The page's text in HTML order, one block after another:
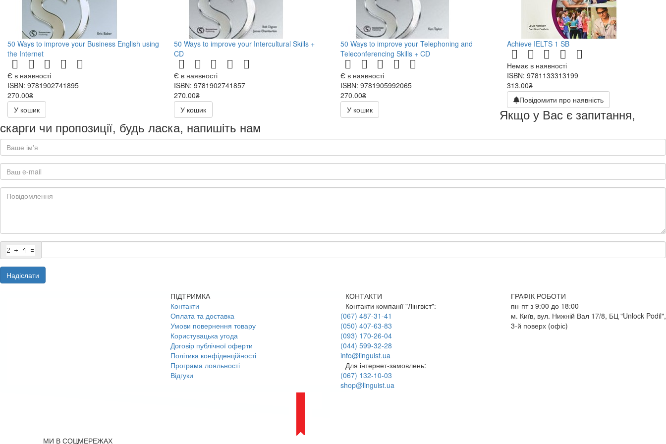
50 Ways to improve your Business English using
the Internet
Є в наявності
ISBN: 9781902741895
270.00₴
540.00₴
У кошик
50 Ways to improve your Intercultural Skills +
CD
Є в наявності
ISBN: 9781902741857
270.00₴
540.00₴
У кошик
50 Ways to improve your Telephoning and
Teleconferencing Skills + CD
Є в наявності
ISBN: 9781905992065
270.00₴
540.00₴
У кошик
Achieve IELTS 1 SB
Немає в наявності
ISBN: 9781133313199
313.00₴
626.00₴Повідомити про наявність
Якщо у Вас є запитання,
скарги чи пропозиції, будь ласка, напишіть нам
Надіслати
МИ В СОЦМЕРЕЖАХ
ПІДТРИМКА
Контакти
Оплата та доставка
Умови повернення товару
Користувацька угода
Договір публічної оферти
Політика конфіденційності
Програма лояльності
Відгуки
КОНТАКТИ
Контакти компанії "Лінгвіст":
(067) 487-31-41
(050) 407-63-83
(093) 170-26-04
(044) 599-32-28
info@linguist.ua
Для інтернет-замовлень:
(067) 132-10-03
shop@linguist.ua
ГРАФІК РОБОТИ
пн-пт з 9:00 до 18:00
м. Київ, вул. Нижній Вал 17/8, БЦ "Unlock Podil",
3-й поверх (офіс)